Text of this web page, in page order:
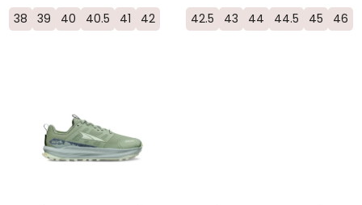
38 39 40 40.5 41 42 42.5 43 44 44.5 45 46